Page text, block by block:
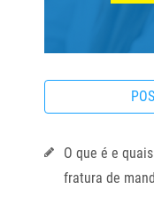
O que é e
fratura de